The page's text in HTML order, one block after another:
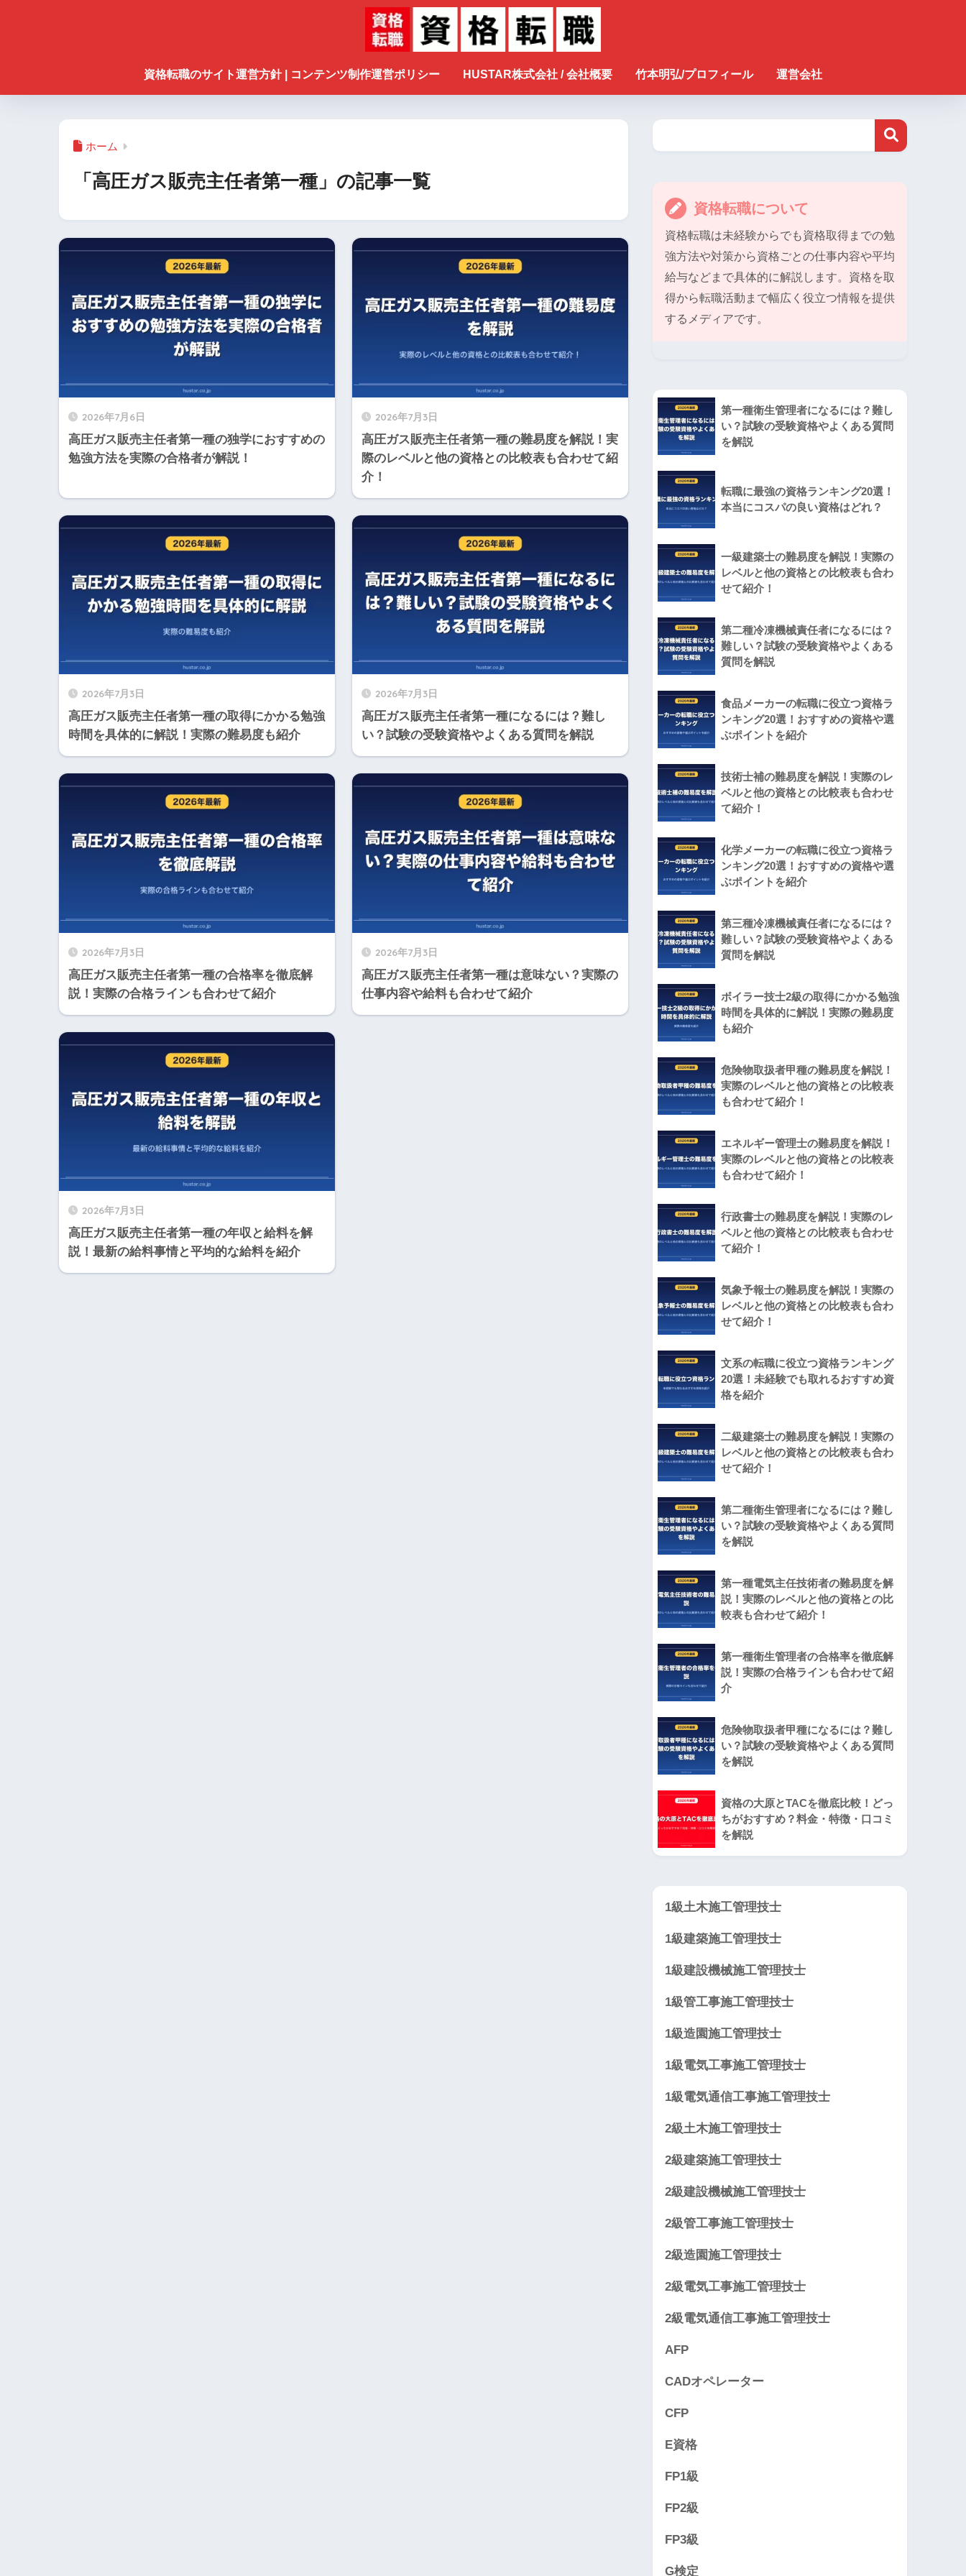
資格転職のサイト運営方針 | コンテンツ制作運営ポリシー HUSTAR株式会社 / 会社概要 竹本明弘/プロフィール 運営会社
ホーム
「高圧ガス販売主任者第一種」の記事一覧
2026年7月6日
高圧ガス販売主任者第一種の独学におすすめの
勉強方法を実際の合格者が解説！
2026年7月3日
高圧ガス販売主任者第一種の難易度を解説！実
際のレベルと他の資格との比較表も合わせて紹
介！
2026年7月3日
高圧ガス販売主任者第一種の取得にかかる勉強
時間を具体的に解説！実際の難易度も紹介
2026年7月3日
高圧ガス販売主任者第一種になるには？難し
い？試験の受験資格やよくある質問を解説
2026年7月3日
高圧ガス販売主任者第一種の合格率を徹底解
説！実際の合格ラインも合わせて紹介
2026年7月3日
高圧ガス販売主任者第一種は意味ない？実際の
仕事内容や給料も合わせて紹介
2026年7月3日
高圧ガス販売主任者第一種の年収と給料を解
説！最新の給料事情と平均的な給料を紹介
資格転職について
資格転職は未経験からでも資格取得までの勉
強方法や対策から資格ごとの仕事内容や平均
給与などまで具体的に解説します。資格を取
得から転職活動まで幅広く役立つ情報を提供
するメディアです。
第一種衛生管理者になるには？難し
い？試験の受験資格やよくある質問
を解説
転職に最強の資格ランキング20選！
本当にコスパの良い資格はどれ？
一級建築士の難易度を解説！実際の
レベルと他の資格との比較表も合わ
せて紹介！
第二種冷凍機械責任者になるには？
難しい？試験の受験資格やよくある
質問を解説
食品メーカーの転職に役立つ資格ラ
ンキング20選！おすすめの資格や選
ぶポイントを紹介
技術士補の難易度を解説！実際のレ
ベルと他の資格との比較表も合わせ
て紹介！
化学メーカーの転職に役立つ資格ラ
ンキング20選！おすすめの資格や選
ぶポイントを紹介
第三種冷凍機械責任者になるには？
難しい？試験の受験資格やよくある
質問を解説
ボイラー技士2級の取得にかかる勉強
時間を具体的に解説！実際の難易度
も紹介
危険物取扱者甲種の難易度を解説！
実際のレベルと他の資格との比較表
も合わせて紹介！
エネルギー管理士の難易度を解説！
実際のレベルと他の資格との比較表
も合わせて紹介！
行政書士の難易度を解説！実際のレ
ベルと他の資格との比較表も合わせ
て紹介！
気象予報士の難易度を解説！実際の
レベルと他の資格との比較表も合わ
せて紹介！
文系の転職に役立つ資格ランキング
20選！未経験でも取れるおすすめ資
格を紹介
二級建築士の難易度を解説！実際の
レベルと他の資格との比較表も合わ
せて紹介！
第二種衛生管理者になるには？難し
い？試験の受験資格やよくある質問
を解説
第一種電気主任技術者の難易度を解
説！実際のレベルと他の資格との比
較表も合わせて紹介！
第一種衛生管理者の合格率を徹底解
説！実際の合格ラインも合わせて紹
介
危険物取扱者甲種になるには？難し
い？試験の受験資格やよくある質問
を解説
資格の大原とTACを徹底比較！どっ
ちがおすすめ？料金・特徴・口コミ
を解説
1級土木施工管理技士
1級建築施工管理技士
1級建設機械施工管理技士
1級管工事施工管理技士
1級造園施工管理技士
1級電気工事施工管理技士
1級電気通信工事施工管理技士
2級土木施工管理技士
2級建築施工管理技士
2級建設機械施工管理技士
2級管工事施工管理技士
2級造園施工管理技士
2級電気工事施工管理技士
2級電気通信工事施工管理技士
AFP
CADオペレーター
CFP
E資格
FP1級
FP2級
FP3級
G検定